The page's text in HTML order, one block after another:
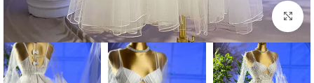
Click to enlarge